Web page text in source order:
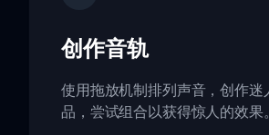
创作音轨
使用拖放机制排列声音，创作迷
品，尝试组合以获得惊人的效果。